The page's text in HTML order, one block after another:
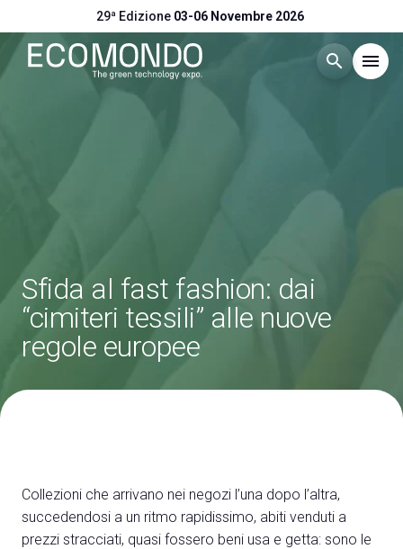
29ª Edizione 03-06 Novembre 2026
search menu
Visitare
Esporre
Eventi
Catalogo Espositori
raggiungere la Fiera di Rimini
SCOPRI COME ARRIVARE
Sfida al fast fashion: dai
“cimiteri tessili” alle nuove
regole europee
Collezioni che arrivano nei negozi l’una dopo l’altra,
succedendosi a un ritmo rapidissimo, abiti venduti a
prezzi stracciati, quasi fossero beni usa e getta: sono le